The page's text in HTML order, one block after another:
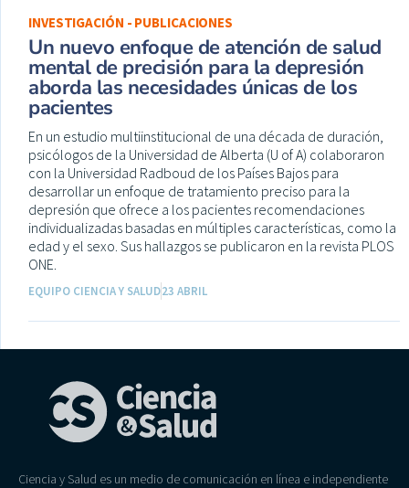
INVESTIGACIÓN - PUBLICACIONES
Un nuevo enfoque de atención de salud
mental de precisión para la depresión
aborda las necesidades únicas de los
pacientes
En un estudio multiinstitucional de una década de duración,
psicólogos de la Universidad de Alberta (U of A) colaboraron
con la Universidad Radboud de los Países Bajos para
desarrollar un enfoque de tratamiento preciso para la
depresión que ofrece a los pacientes recomendaciones
individualizadas basadas en múltiples características, como la
edad y el sexo. Sus hallazgos se publicaron en la revista PLOS
ONE.
EQUIPO CIENCIA Y SALUD23 ABRIL
Ciencia y Salud es un medio de comunicación en línea e independiente